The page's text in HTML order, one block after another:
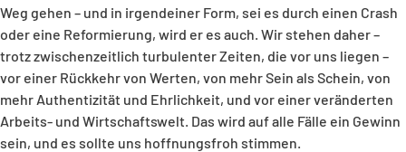
Weg gehen – und in irgendeiner Form, sei es durch einen Crash
oder eine Reformierung, wird er es auch. Wir stehen daher –
trotz zwischenzeitlich turbulenter Zeiten, die vor uns liegen –
vor einer Rückkehr von Werten, von mehr Sein als Schein, von
mehr Authentizität und Ehrlichkeit, und vor einer veränderten
Arbeits- und Wirtschaftswelt. Das wird auf alle Fälle ein Gewinn
sein, und es sollte uns hoffnungsfroh stimmen.